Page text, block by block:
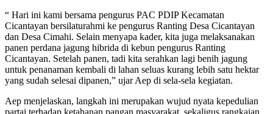
“ Hari ini kami bersama pengurus PAC PDIP Kecamatan
Cicantayan bersilaturahmi ke pengurus Ranting Desa Cicantayan
dan Desa Cimahi. Selain menyapa kader, kita juga melaksanakan
panen perdana jagung hibrida di kebun pengurus Ranting
Cicantayan. Setelah panen, tadi kita serahkan lagi benih jagung
untuk penanaman kembali di lahan seluas kurang lebih satu hektar
yang sudah selesai dipanen,” ujar Aep di sela-sela kegiatan.
Aep menjelaskan, langkah ini merupakan wujud nyata kepedulian
partai terhadap ketahanan pangan masyarakat, sekaligus rangkaian